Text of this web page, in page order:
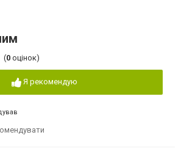
(0 оцінок)
Я рекомендую